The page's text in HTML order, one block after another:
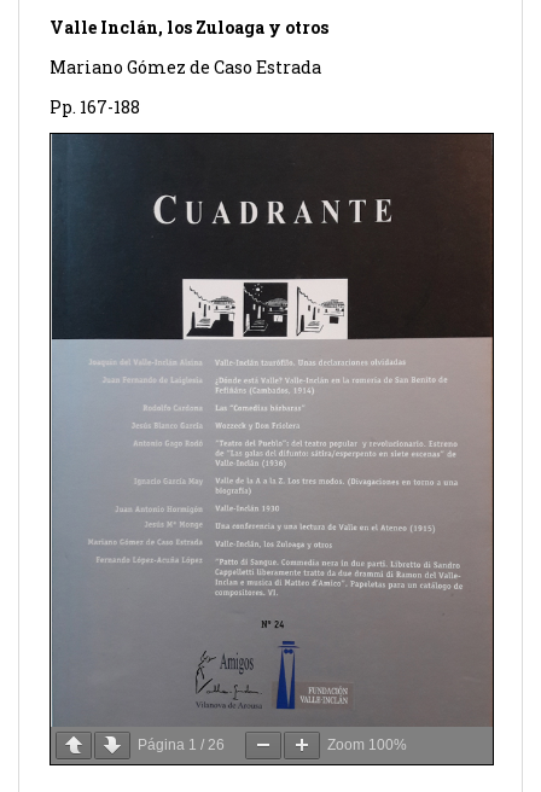
Valle Inclán, los Zuloaga y otros
Mariano Gómez de Caso Estrada
Pp. 167-188
Página 1 / 26 Zoom 100%